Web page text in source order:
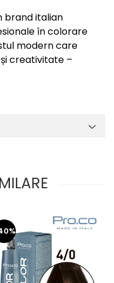
brand italian
în colorare
modern care
creativitate –